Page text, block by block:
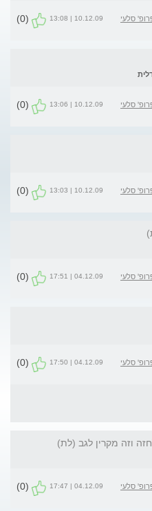
סלעי
10.12.09 | 13:08
(0)
סלעי
10.12.09 | 13:06
(0)
סלעי
10.12.09 | 13:03
(0)
סלעי
04.12.09 | 17:51
(0)
סלעי
04.12.09 | 17:50
(0)
וזה מקרין לגב (לת)
סלעי
04.12.09 | 17:47
(0)